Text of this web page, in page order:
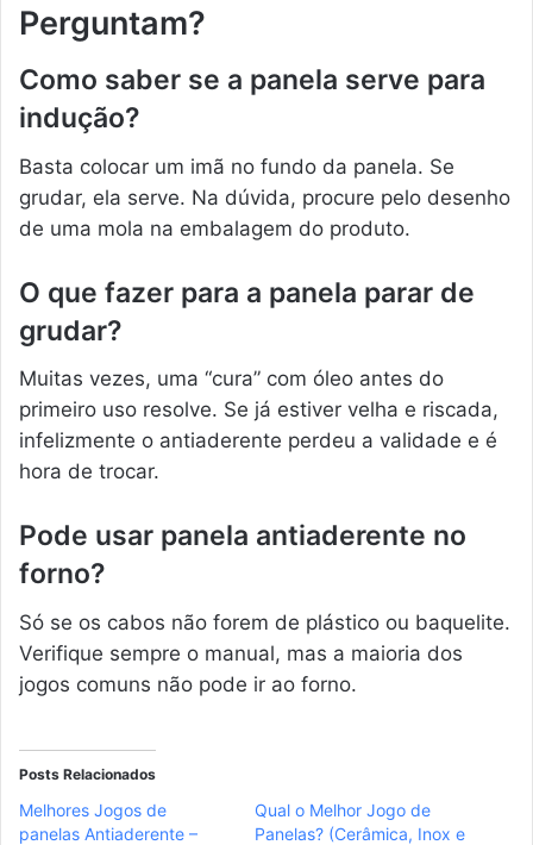
Perguntam?
Como saber se a panela serve para
indução?
Basta colocar um imã no fundo da panela. Se
grudar, ela serve. Na dúvida, procure pelo desenho
de uma mola na embalagem do produto.
O que fazer para a panela parar de
grudar?
Muitas vezes, uma “cura” com óleo antes do
primeiro uso resolve. Se já estiver velha e riscada,
infelizmente o antiaderente perdeu a validade e é
hora de trocar.
Pode usar panela antiaderente no
forno?
Só se os cabos não forem de plástico ou baquelite.
Verifique sempre o manual, mas a maioria dos
jogos comuns não pode ir ao forno.
Posts Relacionados
Melhores Jogos de
panelas Antiaderente –
Qual o Melhor Jogo de
Panelas? (Cerâmica, Inox e